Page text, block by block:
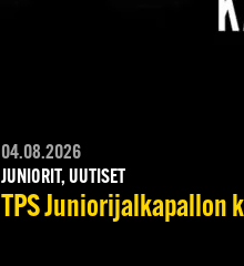
04.08.2026
JUNIORIT, UUTISET
TPS Juniorijalkapallon